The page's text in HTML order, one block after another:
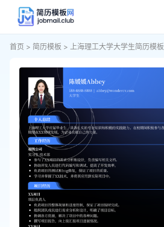
首页 > 简历模板 > 上海理工大学大学生简历模板